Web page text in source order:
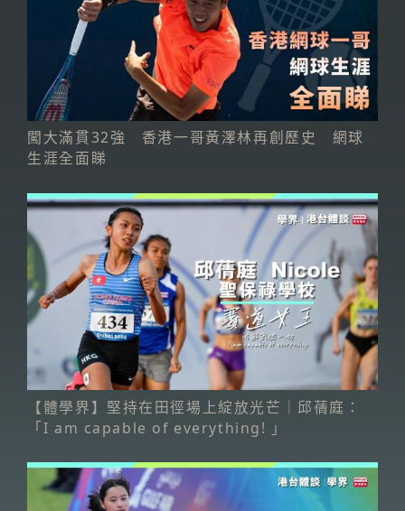
闖大滿貫32強 香港一哥黃澤林再創歷史 網球
生涯全面睇
【體學界】堅持在田徑場上綻放光芒｜邱蒨庭：
「I am capable of everything! 」